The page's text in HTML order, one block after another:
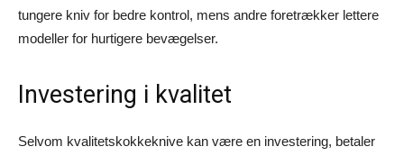
tungere kniv for bedre kontrol, mens andre foretrækker lettere
modeller for hurtigere bevægelser.
Investering i kvalitet
Selvom kvalitetskokkeknive kan være en investering, betaler